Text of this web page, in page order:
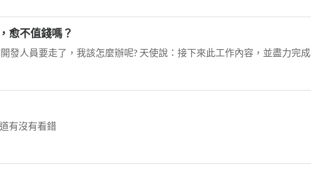
愈不值錢嗎？
發人員要走了，我該怎麼辦呢? 天使說：接下來此工作內容，並盡力完成...
有沒有看錯